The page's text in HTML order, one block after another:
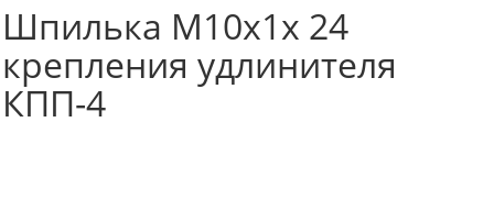
Шпилька М10х1х 24
крепления удлинителя
КПП-4